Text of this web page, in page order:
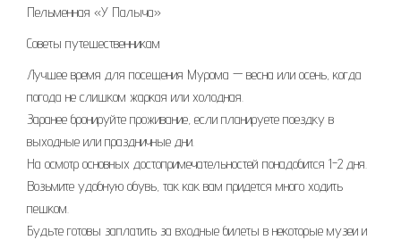
Пельменная «У Палыча»
Советы путешественникам
Лучшее время для посещения Мурома — весна или осень, когда
погода не слишком жаркая или холодная.
Заранее бронируйте проживание, если планируете поездку в
выходные или праздничные дни.
На осмотр основных достопримечательностей понадобится 1-2 дня.
Возьмите удобную обувь, так как вам придется много ходить
пешком.
Будьте готовы заплатить за входные билеты в некоторые музеи и